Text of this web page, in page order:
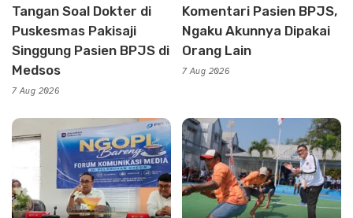
Tangan Soal Dokter di
Puskesmas Pakisaji
Singgung Pasien BPJS di
Medsos
7 Aug 2026
Komentari Pasien BPJS,
Ngaku Akunnya Dipakai
Orang Lain
7 Aug 2026